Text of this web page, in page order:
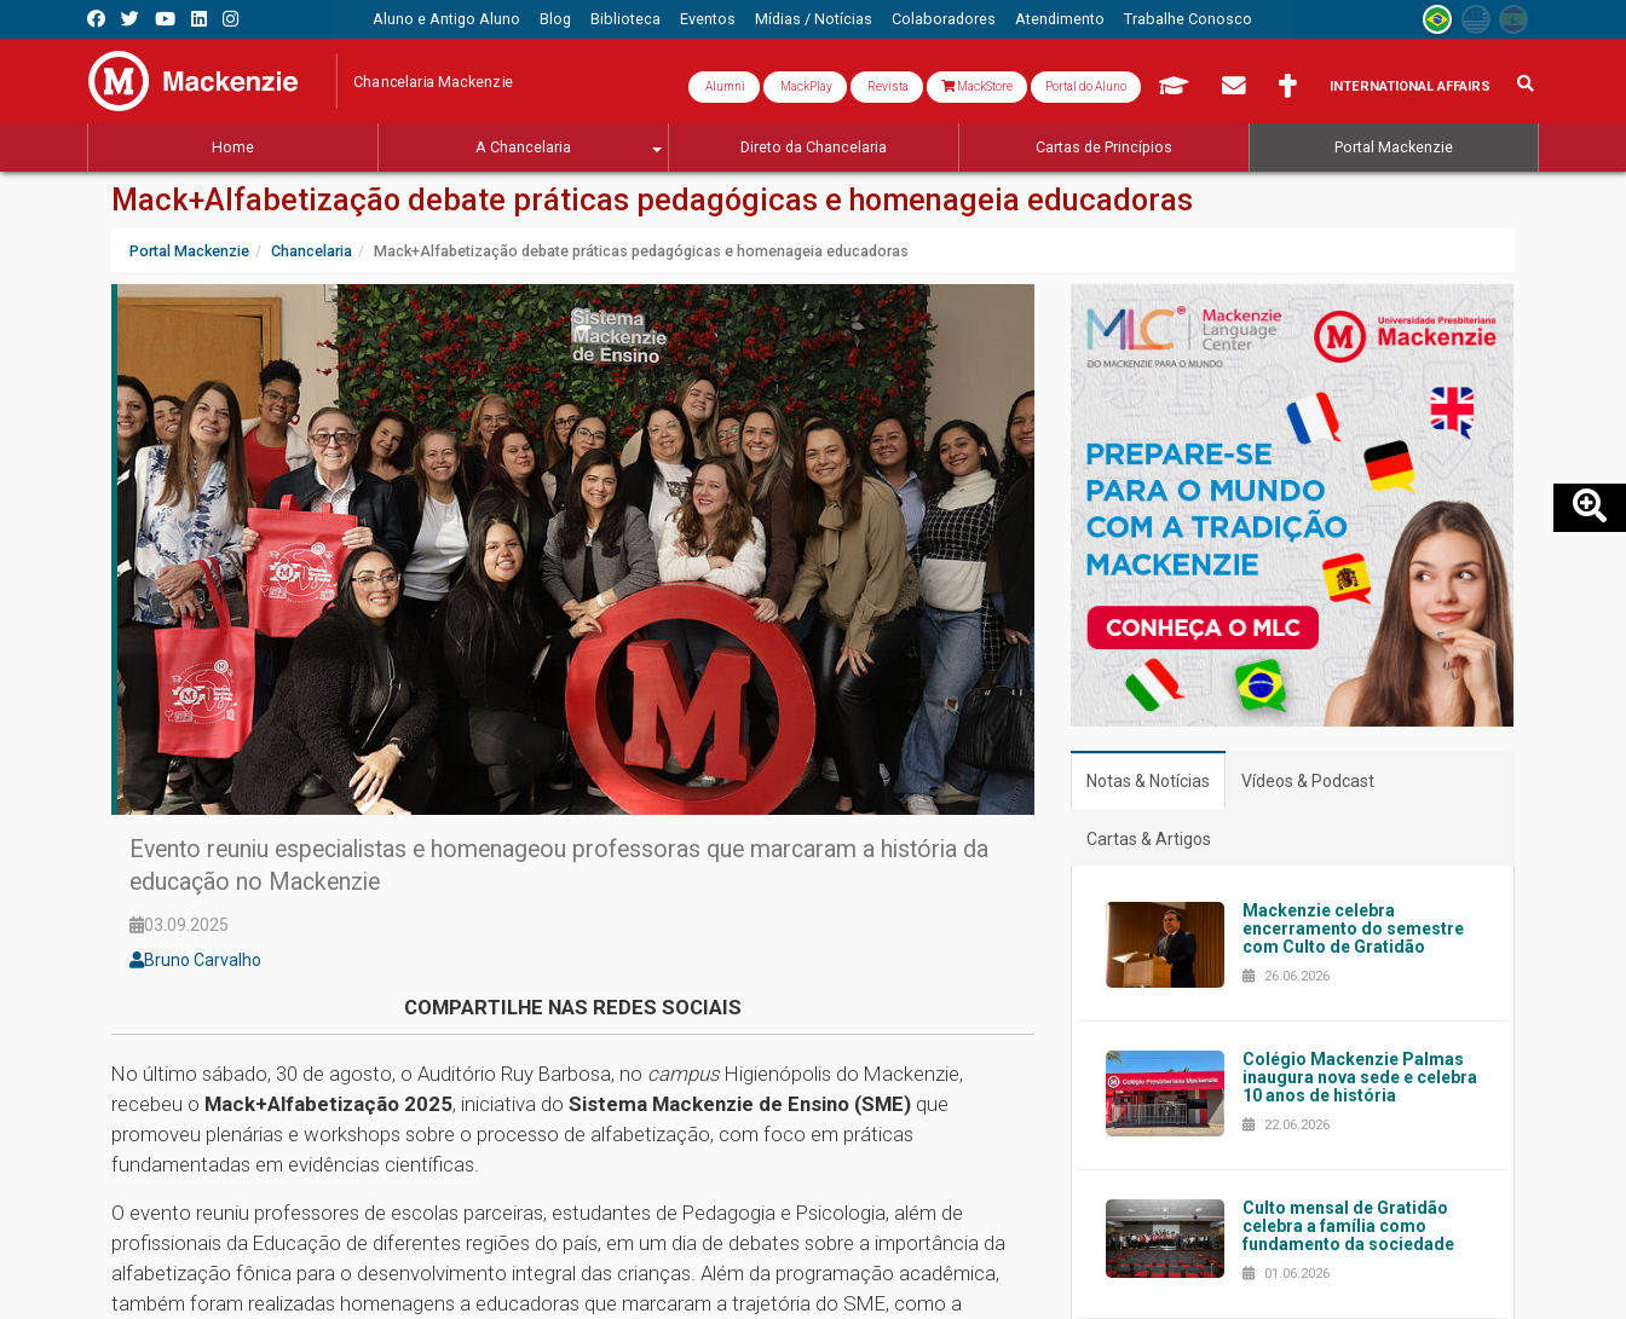
Aluno e Antigo Aluno Blog Biblioteca Eventos Mídias / Notícias Colaboradores Atendimento Trabalhe Conosco
Chancelaria Mackenzie Alumni MackPlay Revista MackStore Portal do Aluno INTERNATIONAL AFFAIRS
Home A Chancelaria Direto da Chancelaria Cartas de Princípios Portal Mackenzie
Mack+Alfabetização debate práticas pedagógicas e homenageia educadoras
Portal Mackenzie Chancelaria Mack+Alfabetização debate práticas pedagógicas e homenageia educadoras
Evento reuniu especialistas e homenageou professoras que marcaram a história da
educação no Mackenzie
03.09.2025
Bruno Carvalho
COMPARTILHE NAS REDES SOCIAIS
No último sábado, 30 de agosto, o Auditório Ruy Barbosa, no campus Higienópolis do Mackenzie,
recebeu o Mack+Alfabetização 2025, iniciativa do Sistema Mackenzie de Ensino (SME) que
promoveu plenárias e workshops sobre o processo de alfabetização, com foco em práticas
fundamentadas em evidências científicas.
O evento reuniu professores de escolas parceiras, estudantes de Pedagogia e Psicologia, além de
profissionais da Educação de diferentes regiões do país, em um dia de debates sobre a importância da
alfabetização fônica para o desenvolvimento integral das crianças. Além da programação acadêmica,
também foram realizadas homenagens a educadoras que marcaram a trajetória do SME, como a
Notas & Notícias Vídeos & Podcast
Cartas & Artigos
Mackenzie celebra
encerramento do semestre
com Culto de Gratidão
26.06.2026
Colégio Mackenzie Palmas
inaugura nova sede e celebra
10 anos de história
22.06.2026
Culto mensal de Gratidão
celebra a família como
fundamento da sociedade
01.06.2026